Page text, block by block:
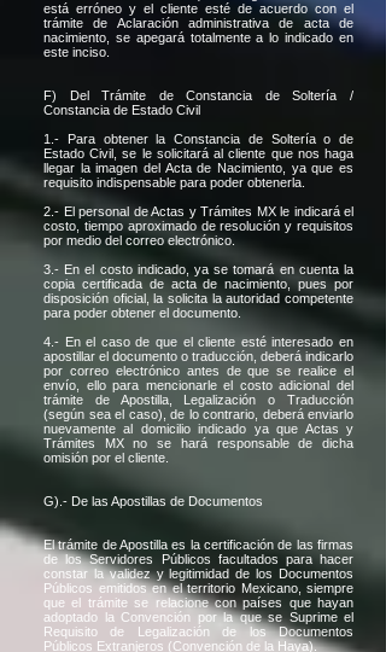
está erróneo y el cliente esté de acuerdo con el
trámite de Aclaración administrativa de acta de
nacimiento, se apegará totalmente a lo indicado en
este inciso.
F) Del Trámite de Constancia de Soltería /
Constancia de Estado Civil
1.- Para obtener la Constancia de Soltería o de
Estado Civil, se le solicitará al cliente que nos haga
llegar la imagen del Acta de Nacimiento, ya que es
requisito indispensable para poder obtenerla.
2.- El personal de Actas y Trámites MX le indicará el
costo, tiempo aproximado de resolución y requisitos
por medio del correo electrónico.
3.- En el costo indicado, ya se tomará en cuenta la
copia certificada de acta de nacimiento, pues por
disposición oficial, la solicita la autoridad competente
para poder obtener el documento.
4.- En el caso de que el cliente esté interesado en
apostillar el documento o traducción, deberá indicarlo
por correo electrónico antes de que se realice el
envío, ello para mencionarle el costo adicional del
trámite de Apostilla, Legalización o Traducción
(según sea el caso), de lo contrario, deberá enviarlo
nuevamente al domicilio indicado ya que Actas y
Trámites MX no se hará responsable de dicha
omisión por el cliente.
G).- De las Apostillas de Documentos
El trámite de Apostilla es la certificación de las firmas
de los Servidores Públicos facultados para hacer
constar la validez y legitimidad de los Documentos
Públicos emitidos en el territorio Mexicano, siempre
que el trámite se relacione con países que hayan
adoptado la Convención por la que se Suprime el
Requisito de Legalización de los Documentos
Públicos Extranjeros (Convención de la Haya).